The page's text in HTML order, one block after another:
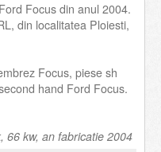
Focus din anul 2004.
din localitatea Ploiesti,
Focus, piese sh
hand Ford Focus.
66 kw, an fabricatie 2004